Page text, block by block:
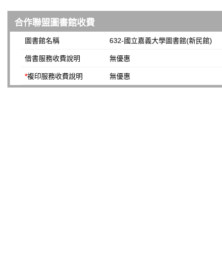
合作聯盟圖書館收費
圖書館名稱 632-國立嘉義大學圖書館(新民館)
借書服務收費說明 無優惠
*複印服務收費說明 無優惠